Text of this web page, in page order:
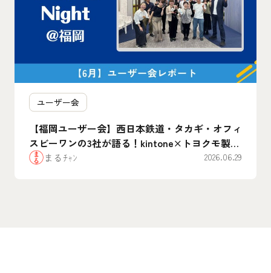
ユーザー会
【福岡ユーザー会】西日本鉄道・タカギ・オフィ
スビーワンの3社が語る！kintone×トヨクモ製品
のリアルな”腹割”活用事例まとめ
まるﾁｬﾝ 2026.06.29